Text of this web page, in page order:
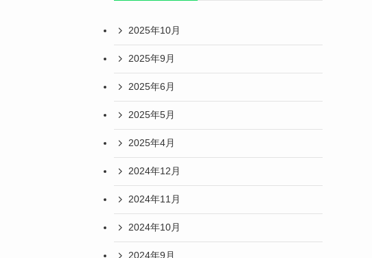
2025年10月
2025年9月
2025年6月
2025年5月
2025年4月
2024年12月
2024年11月
2024年10月
2024年9月